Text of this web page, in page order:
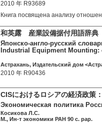
2010 年 R93689
Книга посвящена анализу отношен
和英露 産業設備据付用語辞
Японско-англо-русский
Industrial Equipment
Астрахань, Издательский дом
2010 年 R90436
CISにおけるロシアの経済政
Экономическая политика
Косикова Л.С.
М., Ин-т экономики РАН 90 c. pap.